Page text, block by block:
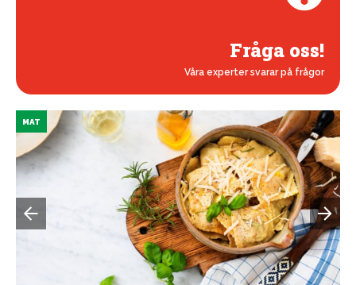
Fråga oss!
Våra experter svarar på frågor
MAT